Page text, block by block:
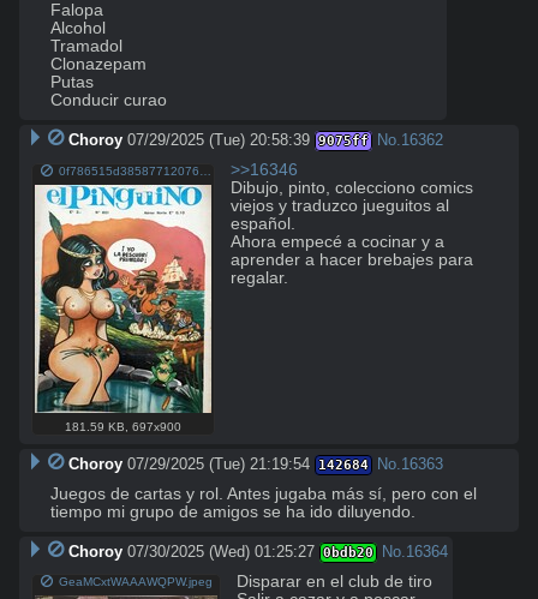
Falopa
Alcohol
Tramadol
Clonazepam
Putas
Conducir curao
Choroy 07/29/2025 (Tue) 20:58:39 9075ff No.16362
181.59 KB ,697x900
>>16346
Dibujo, pinto, colecciono comics
viejos y traduzco jueguitos al
español.
Ahora empecé a cocinar y a
aprender a hacer brebajes para
regalar.
Choroy 07/29/2025 (Tue) 21:19:54 142684 No. 16363
Juegos de cartas y rol. Antes jugaba más sí, pero con el
tiempo mi grupo de amigos se ha ido diluyendo.
Choroy 07/30/2025 (Wed) 01:25:27 0bdb20 No. 16364
GeaMCxtWAAAWQPW.jpeg
Disparar en el club de tiro